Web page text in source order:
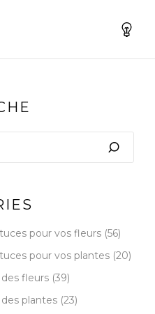
pour vos fleurs(56)
pour vos plantes(20)
fleurs(39)
plantes(23)